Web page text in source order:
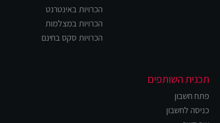
הכרויות באינטרנט
הכרויות במצלמות
הכרויות סקס בחינם
תכנית השותפים
פתח חשבון
כניסה לחשבון